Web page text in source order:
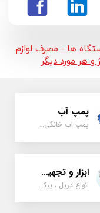
ها - مصرف لوازم
هر مورد دیگر
پمپ آب
پمپ اب خانگی، بشقابی ، جتی ، دو پروانه کشاورزی
ابزار و تجهیزات
انواع دریل ، پیکور، ابزارالات، سیل مکانیکی، قطعات پمپ